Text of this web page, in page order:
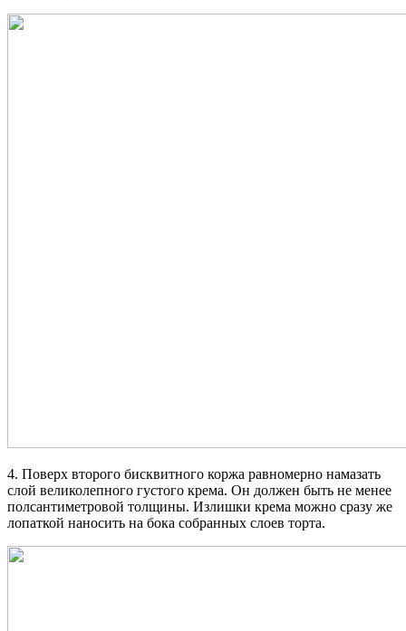
4. Поверх второго бисквитного коржа равномерно намазать
слой великолепного густого крема. Он должен быть не менее
полсантиметровой толщины. Излишки крема можно сразу же
лопаткой наносить на бока собранных слоев торта.